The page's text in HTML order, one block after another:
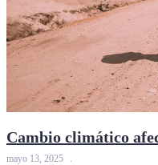
Cambio climático
mayo 13, 2025